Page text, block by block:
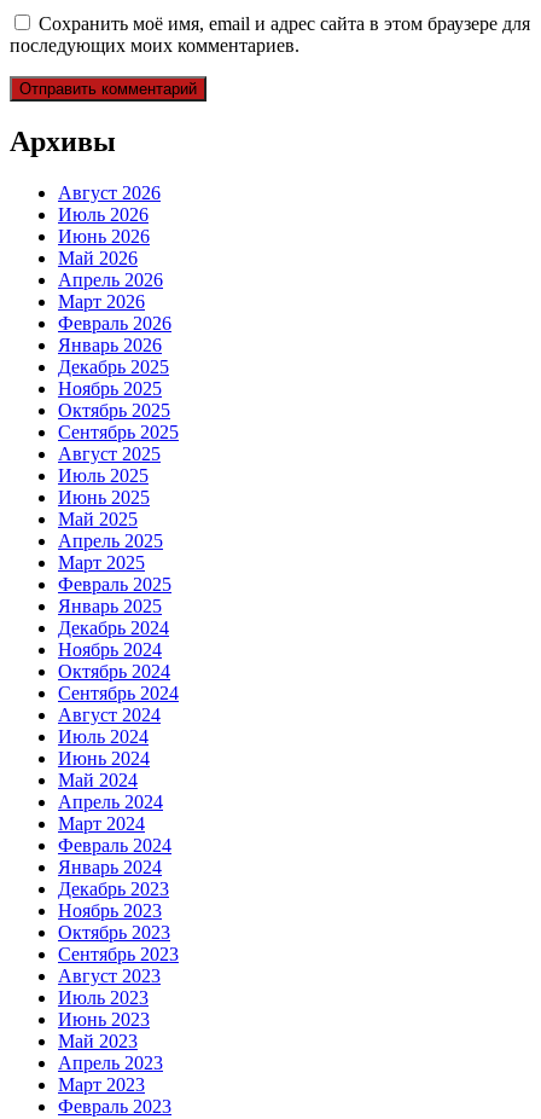
Сохранить моё имя, email и адрес сайта в этом браузере для
последующих моих комментариев.
Архивы
Август 2026
Июль 2026
Июнь 2026
Май 2026
Апрель 2026
Март 2026
Февраль 2026
Январь 2026
Декабрь 2025
Ноябрь 2025
Октябрь 2025
Сентябрь 2025
Август 2025
Июль 2025
Июнь 2025
Май 2025
Апрель 2025
Март 2025
Февраль 2025
Январь 2025
Декабрь 2024
Ноябрь 2024
Октябрь 2024
Сентябрь 2024
Август 2024
Июль 2024
Июнь 2024
Май 2024
Апрель 2024
Март 2024
Февраль 2024
Январь 2024
Декабрь 2023
Ноябрь 2023
Октябрь 2023
Сентябрь 2023
Август 2023
Июль 2023
Июнь 2023
Май 2023
Апрель 2023
Март 2023
Февраль 2023